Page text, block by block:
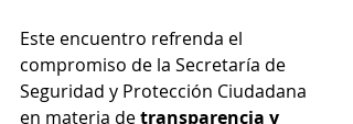
Este encuentro refrenda el
compromiso de la Secretaría de
Seguridad y Protección Ciudadana
en materia de transparencia y